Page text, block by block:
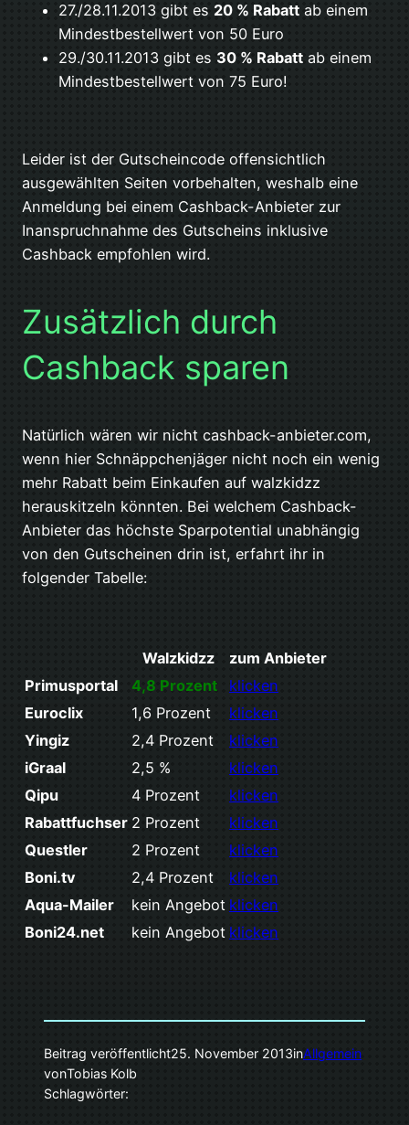
27./28.11.2013 gibt es 20 % Rabatt ab einem
Mindestbestellwert von 50 Euro
29./30.11.2013 gibt es 30 % Rabatt ab einem
Mindestbestellwert von 75 Euro!
Leider ist der Gutscheincode offensichtlich
ausgewählten Seiten vorbehalten, weshalb eine
Anmeldung bei einem Cashback-Anbieter zur
Inanspruchnahme des Gutscheins inklusive
Cashback empfohlen wird.
Zusätzlich durch
Cashback sparen
Natürlich wären wir nicht cashback-anbieter.com,
wenn hier Schnäppchenjäger nicht noch ein wenig
mehr Rabatt beim Einkaufen auf walzkidzz
herauskitzeln könnten. Bei welchem Cashback-
Anbieter das höchste Sparpotential unabhängig
von den Gutscheinen drin ist, erfahrt ihr in
folgender Tabelle:
Walzkidzz
zum Anbieter
Primusportal
4,8 Prozent
klicken
Euroclix
1,6 Prozent
klicken
Yingiz
2,4 Prozent
klicken
iGraal
2,5 %
klicken
Qipu
4 Prozent
klicken
Rabattfuchser 2 Prozent
klicken
Questler
2 Prozent
klicken
Boni.tv
2,4 Prozent
klicken
Aqua-Mailer
kein Angebot klicken
Boni24.net
kein Angebot klicken
Beitrag veröffentlicht25. November 2013inAllgemein
vonTobias Kolb
Schlagwörter: